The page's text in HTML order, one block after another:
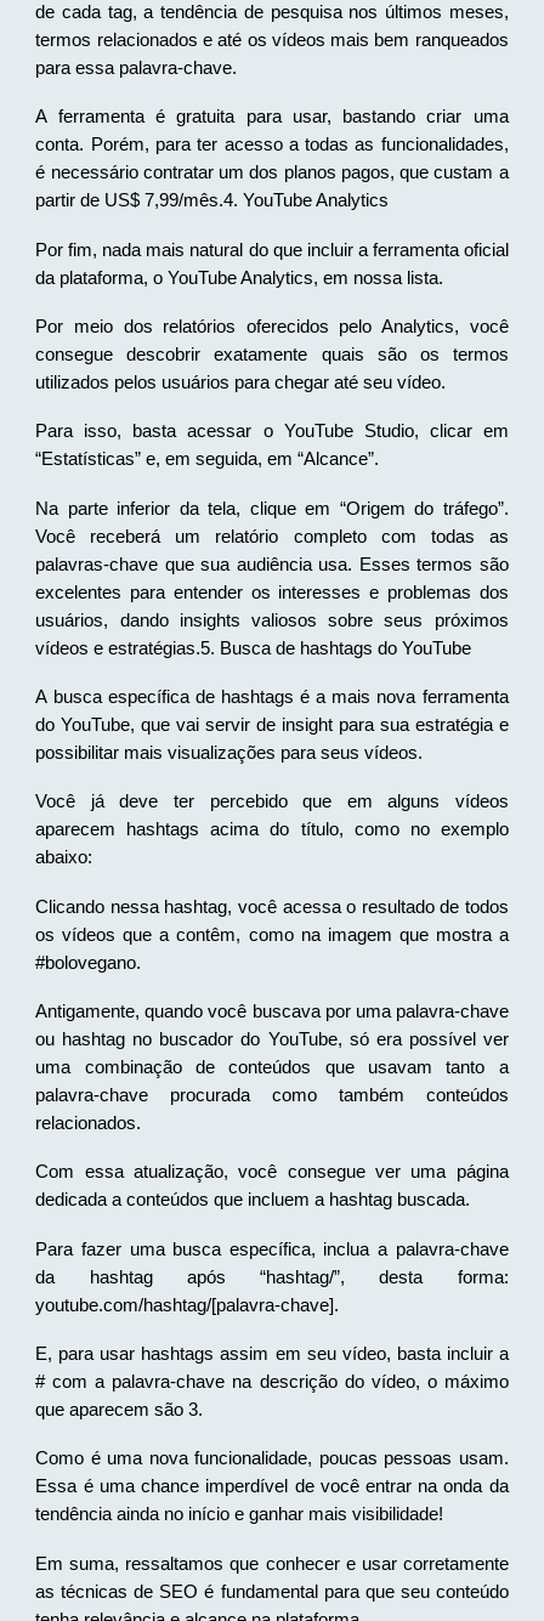
de cada tag, a tendência de pesquisa nos últimos meses,
termos relacionados e até os vídeos mais bem ranqueados
para essa palavra-chave.
A ferramenta é gratuita para usar, bastando criar uma
conta. Porém, para ter acesso a todas as funcionalidades,
é necessário contratar um dos planos pagos, que custam a
partir de US$ 7,99/mês.4. YouTube Analytics
Por fim, nada mais natural do que incluir a ferramenta oficial
da plataforma, o YouTube Analytics, em nossa lista.
Por meio dos relatórios oferecidos pelo Analytics, você
consegue descobrir exatamente quais são os termos
utilizados pelos usuários para chegar até seu vídeo.
Para isso, basta acessar o YouTube Studio, clicar em
“Estatísticas” e, em seguida, em “Alcance”.
Na parte inferior da tela, clique em “Origem do tráfego”.
Você receberá um relatório completo com todas as
palavras-chave que sua audiência usa. Esses termos são
excelentes para entender os interesses e problemas dos
usuários, dando insights valiosos sobre seus próximos
vídeos e estratégias.5. Busca de hashtags do YouTube
A busca específica de hashtags é a mais nova ferramenta
do YouTube, que vai servir de insight para sua estratégia e
possibilitar mais visualizações para seus vídeos.
Você já deve ter percebido que em alguns vídeos
aparecem hashtags acima do título, como no exemplo
abaixo:
Clicando nessa hashtag, você acessa o resultado de todos
os vídeos que a contêm, como na imagem que mostra a
#bolovegano.
Antigamente, quando você buscava por uma palavra-chave
ou hashtag no buscador do YouTube, só era possível ver
uma combinação de conteúdos que usavam tanto a
palavra-chave procurada como também conteúdos
relacionados.
Com essa atualização, você consegue ver uma página
dedicada a conteúdos que incluem a hashtag buscada.
Para fazer uma busca específica, inclua a palavra-chave
da hashtag após “hashtag/”, desta forma:
youtube.com/hashtag/[palavra-chave].
E, para usar hashtags assim em seu vídeo, basta incluir a
# com a palavra-chave na descrição do vídeo, o máximo
que aparecem são 3.
Como é uma nova funcionalidade, poucas pessoas usam.
Essa é uma chance imperdível de você entrar na onda da
tendência ainda no início e ganhar mais visibilidade!
Em suma, ressaltamos que conhecer e usar corretamente
as técnicas de SEO é fundamental para que seu conteúdo